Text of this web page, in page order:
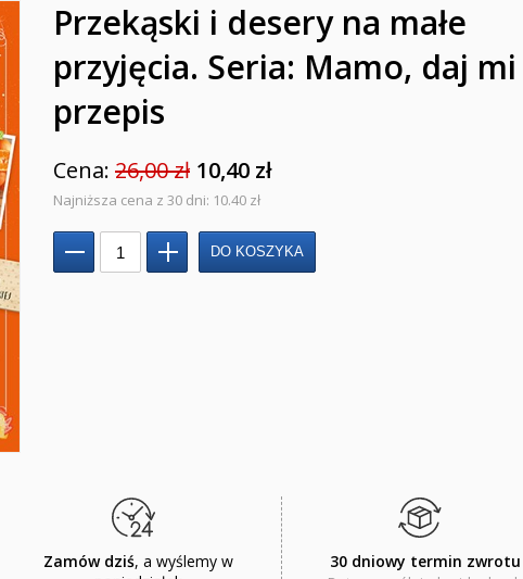
Przekąski i desery na małe
przyjęcia. Seria: Mamo, daj mi
przepis
Cena: 26,00 zł 10,40 zł
Najniższa cena z 30 dni: 10.40 zł
Zamów dziś, a wyślemy w
30 dniowy termin zwrotu